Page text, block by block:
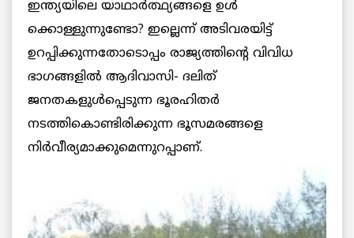
ഇന്ത്യയിലെ യാഥാര്‍ത്ഥ്യങ്ങളെ ഉള്‍
ക്കൊള്ളുന്നുണ്ടോ? ഇല്ലെന്ന് അടിവരയിട്ട്
ഉറപ്പിക്കുന്നതോടൊപ്പം രാജ്യത്തിന്റെ വിവിധ
ഭാഗങ്ങളില്‍ ആദിവാസി- ദലിത്
ജനതകളുള്‍പ്പെടുന്ന ഭൂരഹിതര്‍
നടത്തികൊണ്ടിരിക്കുന്ന ഭൂസമരങ്ങളെ
നിര്‍വീര്യമാക്കുമെന്നുറപ്പാണ്.